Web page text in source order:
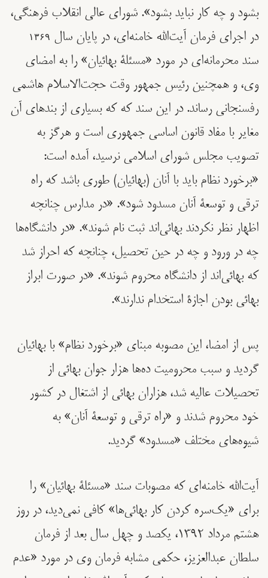
بشود و چه کار نباید بشود». شورای عالی انقلاب فرهنگی،
در اجرای فرمان آیت‌الله خامنه‌ای، در پایان سال ۱۳۶۹
سند محرمانه‌ای در مورد «مسئلۀ بهائیان» را به امضای
وی، و همچنین رئیس جمهور وقت حجت‌الاسلام هاشمی
رفسنجانی رساند. در این سند که که بسیاری از بندهای آن
مغایر با مفاد قانون اساسی جمهوری است و هرگز به
تصویب مجلس شورای اسلامی نرسید، آمده است:
«برخورد نظام باید با آنان (بهائیان) طوری باشد که راه
ترقی و توسعۀ آنان مسدود شود». «در مدارس چنانچه
اظهار نظر نکردند بهائی‌اند ثبت نام شوند». «در دانشگا‌ه‌ها
چه در ورود و چه در حین تحصیل، چنانچه که احراز شد
که بهائی‌اند از دانشگاه محروم شوند». «در صورت ابراز
بهائی بودن اجازۀ استخدام ندارند».
پس از امضا، این مصوبه مبنای «برخورد نظام» با بهائیان
گردید و سبب محرومیت ده‌ها هزار جوان بهائی از
تحصیلات عالیه شد، هزاران بهائی از اشتغال در کشور
خود محروم شدند و «راه ترقی و توسعۀ آنان» به
شیوه‌های مختلف «مسدود» گردید.
آیت‌الله خامنه‌ای که مصوبات سند «مسئلۀ بهائیان» را
برای «يک‌سره کردن کار بهائی‌ها» کافی نمی‌دید، در روز
هشتم مرداد ١٣٩٢، یکصد و چهل سال بعد از فرمان
سلطان عبدالعزيز، حکمی مشابه فرمان وی در مورد «عدم